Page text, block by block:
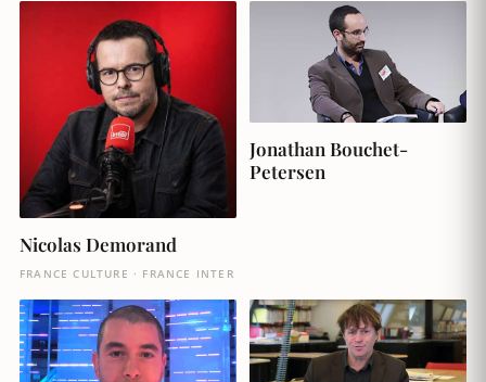
Nicolas Demorand
FRANCE CULTURE · FRANCE INTER
Jonathan Bouchet-
Petersen